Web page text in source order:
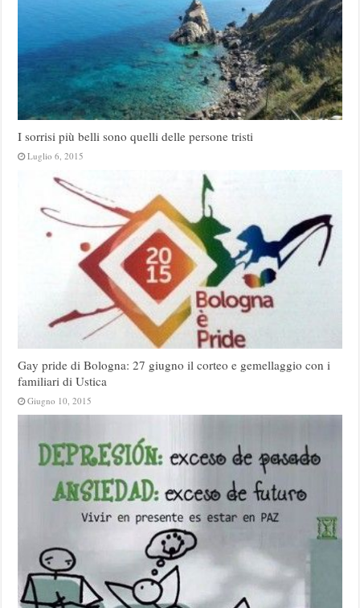
I sorrisi più belli sono quelli delle persone tristi
Luglio 6, 2015
Gay pride di Bologna: 27 giugno il corteo e gemellaggio con i
familiari di Ustica
Giugno 10, 2015